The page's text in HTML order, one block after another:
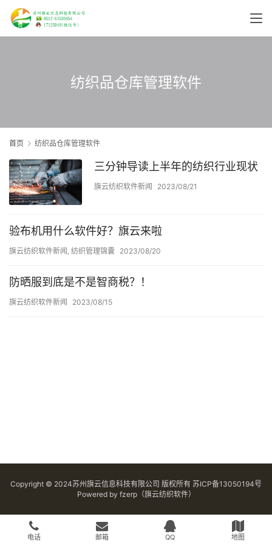
纺织品仓库管理软件
首页 纺织品仓库管理软件
三分钟导读上半年的纺织行业现状
旗云纺织软件新闻 2023/08/21
验布机用什么软件好？旗云来啦
旗云纺织软件新闻 , 纺织管理锦囊 2023/08/20
防晒服到底是不是智商税？！
旗云纺织软件新闻 2023/08/15
Copyright © 2024苏州旗云信息科技有限公司 版权所有 苏ICP备13050194号
Powered by fzerp（旗云纺织软件）
电话 邮箱 QQ 地图